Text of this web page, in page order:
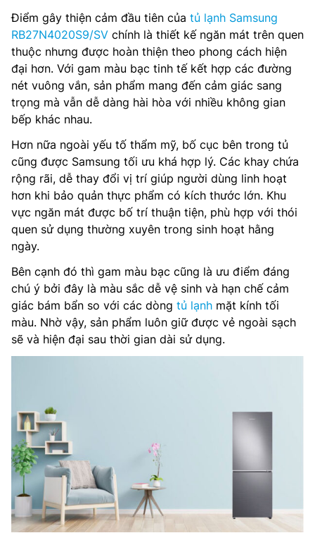
Điểm gây thiện cảm đầu tiên của tủ lạnh Samsung
RB27N4020S9/SV chính là thiết kế ngăn mát trên quen
thuộc nhưng được hoàn thiện theo phong cách hiện
đại hơn. Với gam màu bạc tinh tế kết hợp các đường
nét vuông vắn, sản phẩm mang đến cảm giác sang
trọng mà vẫn dễ dàng hài hòa với nhiều không gian
bếp khác nhau.
Hơn nữa ngoài yếu tố thẩm mỹ, bố cục bên trong tủ
cũng được Samsung tối ưu khá hợp lý. Các khay chứa
rộng rãi, dễ thay đổi vị trí giúp người dùng linh hoạt
hơn khi bảo quản thực phẩm có kích thước lớn. Khu
vực ngăn mát được bố trí thuận tiện, phù hợp với thói
quen sử dụng thường xuyên trong sinh hoạt hằng
ngày.
Bên cạnh đó thì gam màu bạc cũng là ưu điểm đáng
chú ý bởi đây là màu sắc dễ vệ sinh và hạn chế cảm
giác bám bẩn so với các dòng tủ lạnh mặt kính tối
màu. Nhờ vậy, sản phẩm luôn giữ được vẻ ngoài sạch
sẽ và hiện đại sau thời gian dài sử dụng.